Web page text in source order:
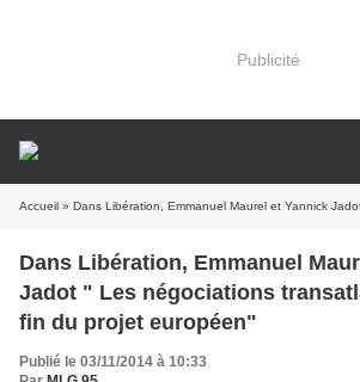
Publicité
Accueil » Dans Libération, Emmanuel Maurel et Yannick Jadot " Les négociations
Dans Libération, Emmanuel
Jadot " Les négociations
fin du projet européen"
Publié le 03/11/2014 à 10:33